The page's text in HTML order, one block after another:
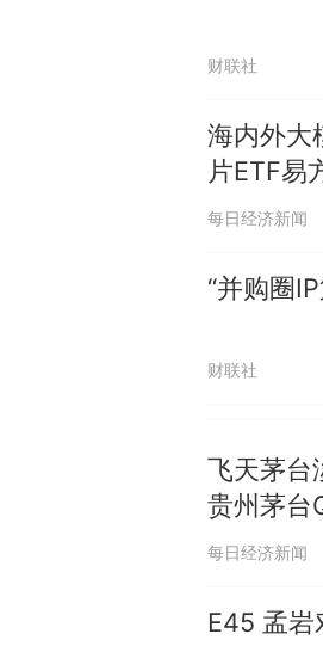
财联社
海内外大
片ETF易
每日经济新闻
“并购圈
财联社
飞天茅台
贵州茅台
每日经济新闻
E45 孟岩